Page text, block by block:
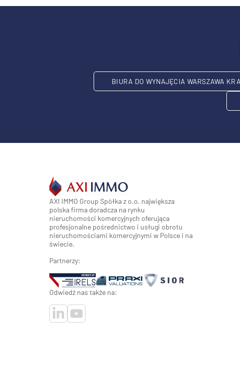
BIURA DO WYNAJĘCIA WARSZAWA
AXI IMMO Group Spółka z o.o. największa
polska firma doradcza na rynku
nieruchomości komercyjnych oferująca
profesjonalne pośrednictwo i usługi obrotu
nieruchomościami komercyjnymi w Polsce i na
świecie.
Partnerzy:
Odwiedź nas także na: